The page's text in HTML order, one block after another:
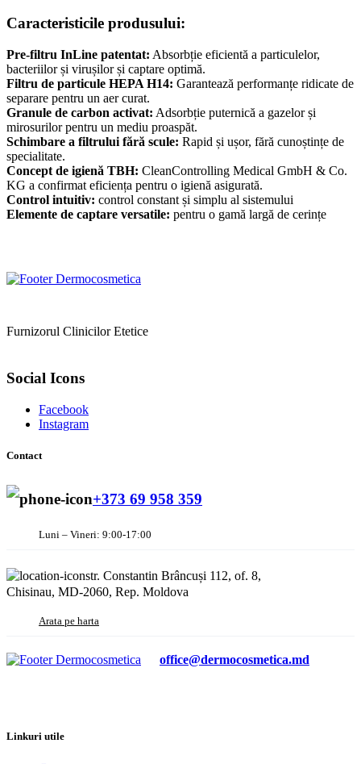
Caracteristicile produsului:
Pre-filtru InLine patentat: Absorbție eficientă a particulelor,
bacteriilor și virușilor și captare optimă.
Filtru de particule HEPA H14: Garantează performanțe ridicate de
separare pentru un aer curat.
Granule de carbon activat: Adsorbție puternică a gazelor și
mirosurilor pentru un mediu proaspăt.
Schimbare a filtrului fără scule: Rapid și ușor, fără cunoștințe de
specialitate.
Concept de igienă TBH: CleanControlling Medical GmbH & Co.
KG a confirmat eficiența pentru o igienă asigurată.
Control intuitiv: control constant și simplu al sistemului
Elemente de captare versatile: pentru o gamă largă de cerințe
Furnizorul Clinicilor Etetice
Social Icons
Facebook
Instagram
Contact
+373 69 958 359
Luni – Vineri: 9:00-17:00
str. Constantin Brâncuși 112, of. 8,
Chisinau, MD-2060, Rep. Moldova
Arata pe harta
office@dermocosmetica.md
Linkuri utile